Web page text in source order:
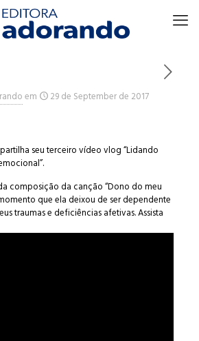
em 29 de September de 2017
seu terceiro vídeo vlog “Lidando
composição da canção “Dono do meu
que ela deixou de ser dependente
traumas e deficiências afetivas. Assista